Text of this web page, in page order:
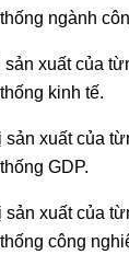
ngành
sản xuất của
kinh tế.
sản xuất của
GDP.
sản xuất của
công